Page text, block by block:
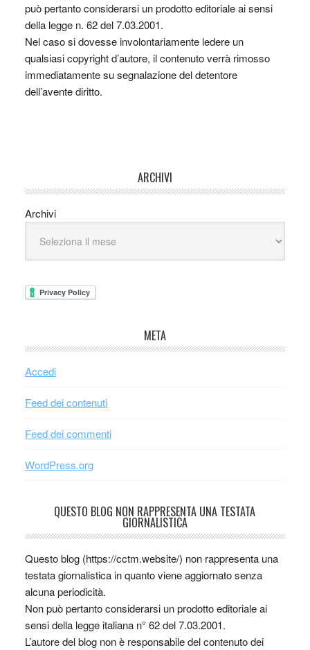
può pertanto considerarsi un prodotto editoriale ai sensi
della legge n. 62 del 7.03.2001.
Nel caso si dovesse involontariamente ledere un
qualsiasi copyright d’autore, il contenuto verrà rimosso
immediatamente su segnalazione del detentore
dell’avente diritto.
ARCHIVI
Archivi
META
Accedi
Feed dei contenuti
Feed dei commenti
WordPress.org
QUESTO BLOG NON RAPPRESENTA UNA TESTATA
GIORNALISTICA
Questo blog (https://cctm.website/) non rappresenta una
testata giornalistica in quanto viene aggiornato senza
alcuna periodicità.
Non può pertanto considerarsi un prodotto editoriale ai
sensi della legge italiana n° 62 del 7.03.2001.
L’autore del blog non è responsabile del contenuto dei